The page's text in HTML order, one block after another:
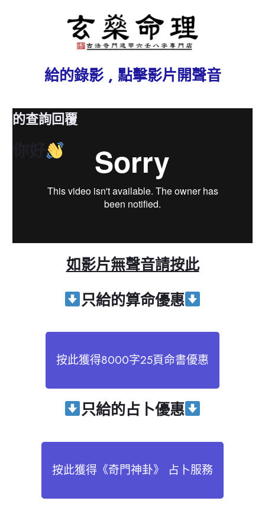
給的錄影 , 點擊影片開聲音
的查詢回覆
如影片無聲音請按此
只給的算命優惠
按此獲得8000字25頁命書優惠
只給的占卜優惠
按此獲得《奇門神卦》 占卜服務